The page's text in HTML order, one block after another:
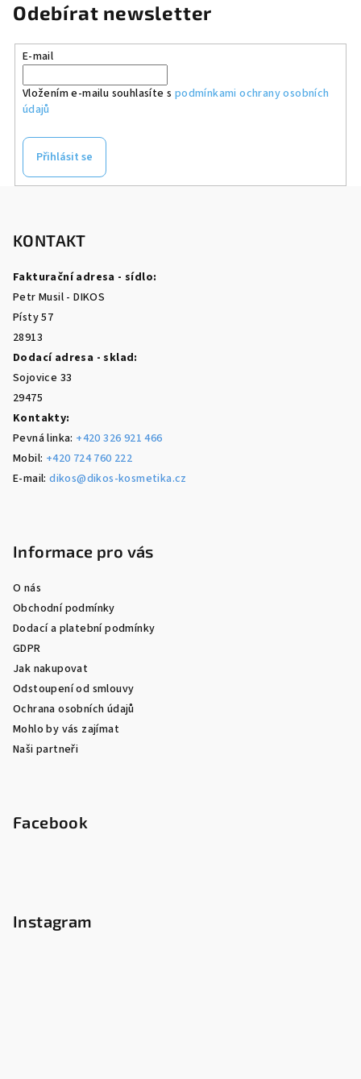
Odebírat newsletter
E-mail
Vložením e-mailu souhlasíte s podmínkami ochrany osobních
údajů
Přihlásit se
KONTAKT
Fakturační adresa - sídlo:
Petr Musil - DIKOS
Písty 57
28913
Dodací adresa - sklad:
Sojovice 33
29475
Kontakty:
Pevná linka: +420 326 921 466
Mobil: +420 724 760 222
E-mail:dikos@dikos-kosmetika.cz
Informace pro vás
O nás
Obchodní podmínky
Dodací a platební podmínky
GDPR
Jak nakupovat
Odstoupení od smlouvy
Ochrana osobních údajů
Mohlo by vás zajímat
Naši partneři
Facebook
Instagram